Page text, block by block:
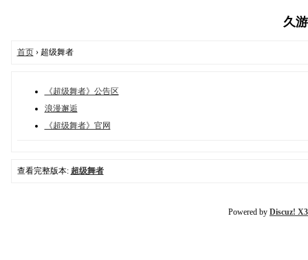
久
首页› 超级舞者
《超级舞者》公告区
浪漫邂逅
《超级舞者》官网
查看完整版本: 超级舞者
Powered by Discuz!